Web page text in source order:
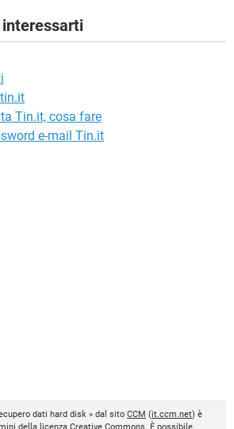
Tin.it, cosa fare
e-mail Tin.it
dati hard disk » dal sito CCM (it.ccm.net) è
della licenza Creative Commons . È possibile